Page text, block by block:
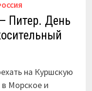
Питер. День
на Куршскую
в Морское и